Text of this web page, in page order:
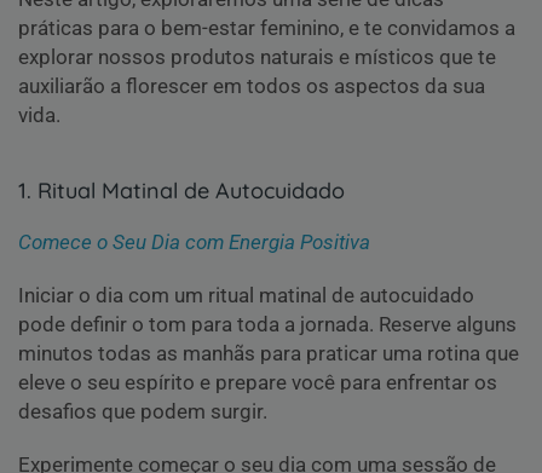
práticas para o bem-estar feminino, e te convidamos a
explorar nossos produtos naturais e místicos que te
auxiliarão a florescer em todos os aspectos da sua
vida.
1. Ritual Matinal de Autocuidado
Comece o Seu Dia com Energia Positiva
Iniciar o dia com um ritual matinal de autocuidado
pode definir o tom para toda a jornada. Reserve alguns
minutos todas as manhãs para praticar uma rotina que
eleve o seu espírito e prepare você para enfrentar os
desafios que podem surgir.
Experimente começar o seu dia com uma sessão de